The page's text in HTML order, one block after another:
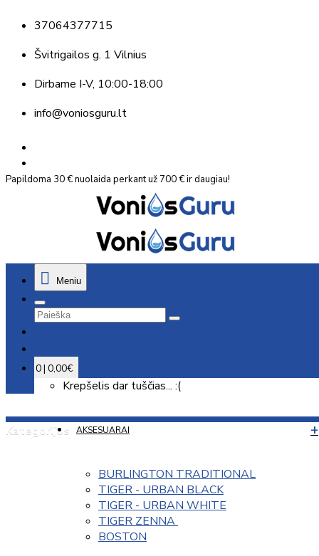
37064377715
Švitrigailos g. 1 Vilnius
Dirbame I-V, 10:00-18:00
info@voniosguru.lt
Papildoma 30 € nuolaida perkant už 700 € ir daugiau!
Meniu
0 | 0,00€
Krepšelis dar tuščias... :(
Kategorijos AKSESUARAI
BURLINGTON TRADITIONAL
TIGER - URBAN BLACK
TIGER - URBAN WHITE
TIGER ZENNA
BOSTON